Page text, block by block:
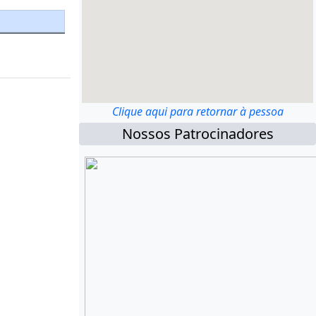
Clique aqui para retornar à pessoa
Nossos Patrocinadores